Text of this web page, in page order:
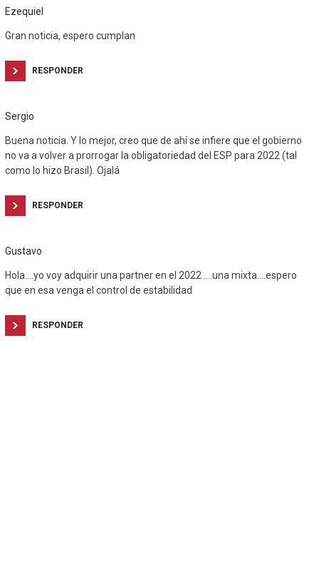
Ezequiel
Gran noticia, espero cumplan
RESPONDER
Sergio
Buena noticia. Y lo mejor, creo que de ahí se infiere que el gobierno
no va a volver a prorrogar la obligatoriedad del ESP para 2022 (tal
como lo hizo Brasil). Ojalá
RESPONDER
Gustavo
Hola….yo voy adquirir una partner en el 2022 ….una mixta….espero
que en esa venga el control de estabilidad
RESPONDER